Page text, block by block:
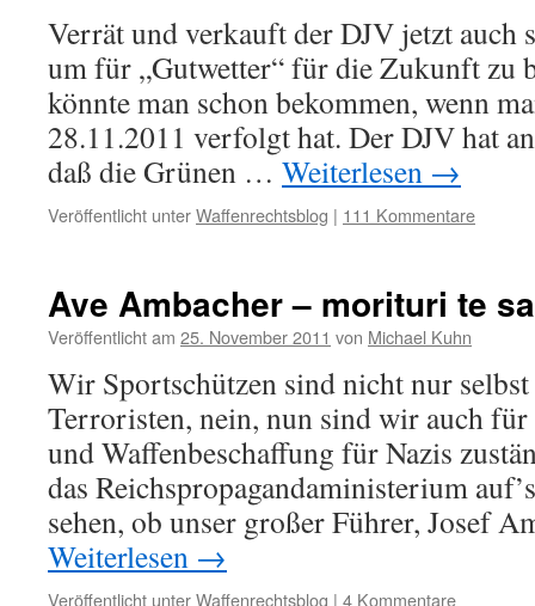
Verrät und verkauft der DJV jetzt auch
um für „Gutwetter“ für die Zukunft zu
könnte man schon bekommen, wenn
28.11.2011 verfolgt hat. Der DJV hat
daß die Grünen … Weiterlesen →
Veröffentlicht unterWaffenrechtsblog | 111 Kommentare
Ave Ambacher – morituri te
Veröffentlicht am 25. November 2011 von Michael Kuhn
Wir Sportschützen sind nicht nur
Terroristen, nein, nun sind wir auch
und Waffenbeschaffung für Nazis
das Reichspropagandaministerium
sehen, ob unser großer Führer, Josef
Weiterlesen →
Veröffentlicht unterWaffenrechtsblog | 4 Kommentare